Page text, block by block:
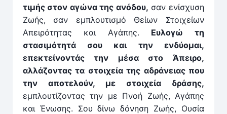
τιμής στον αγώνα της ανόδου, σαν ενίσχυση
Ζωής, σαν εμπλουτισμό Θείων Στοιχείων
Απειρότητας και Αγάπης. Ευλογώ τη
στασιμότητά σου και την ενδύομαι,
επεκτείνοντάς την μέσα στο Άπειρο,
αλλάζοντας τα στοιχεία της αδράνειας που
την αποτελούν, με στοιχεία δράσης,
εμπλουτίζοντας την με Πνοή Ζωής, Αγάπης
και Ένωσης. Σου δίνω δόνηση Ζωής, Ουσία